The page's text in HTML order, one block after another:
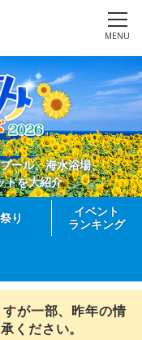
MENU
ール、海水浴場、
トを大紹介
り
イベント
ランキング
が一部、昨年の情
ください。